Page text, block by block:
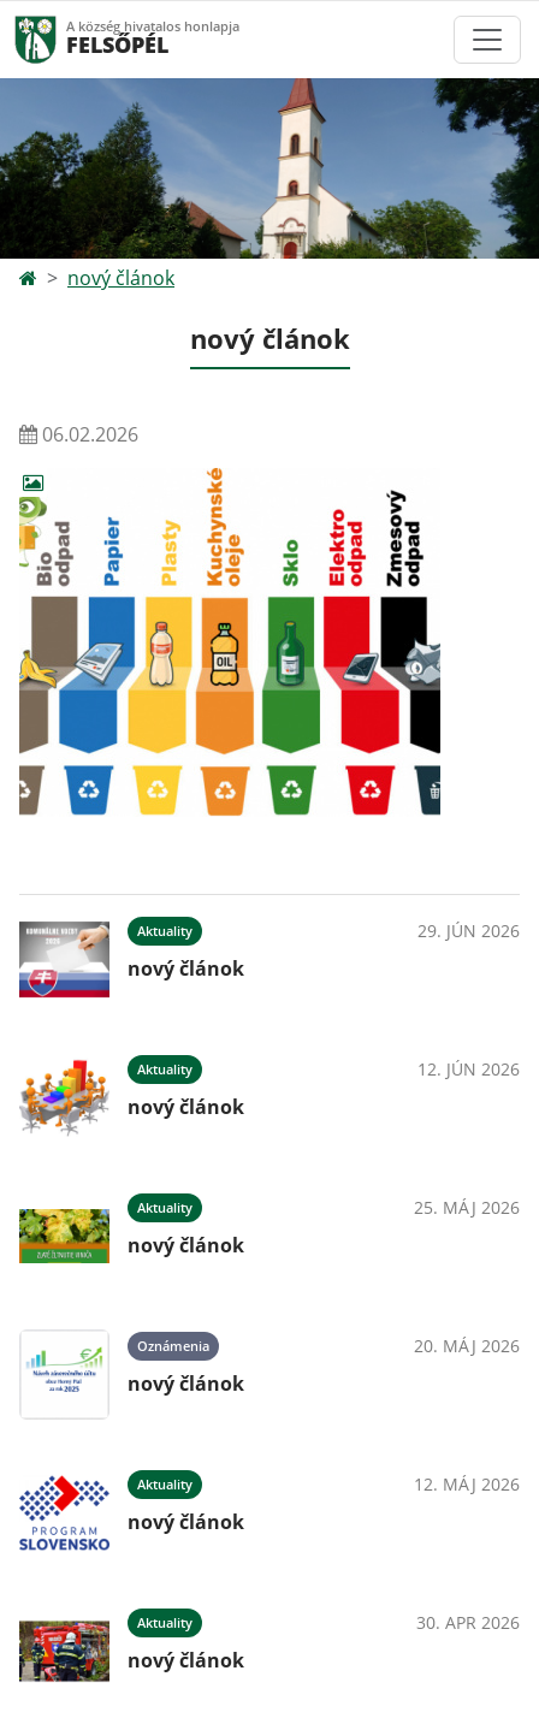
A község hivatalos honlapja
FELSŐPÉL
nový článok
nový článok
06.02.2026
Aktuality 29. JÚN 2026
nový článok
Aktuality 12. JÚN 2026
nový článok
Aktuality 25. MÁJ 2026
nový článok
Oznámenia 20. MÁJ 2026
nový článok
Aktuality 12. MÁJ 2026
nový článok
Aktuality 30. APR 2026
nový článok